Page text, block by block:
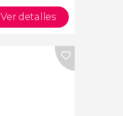
Ver detalles